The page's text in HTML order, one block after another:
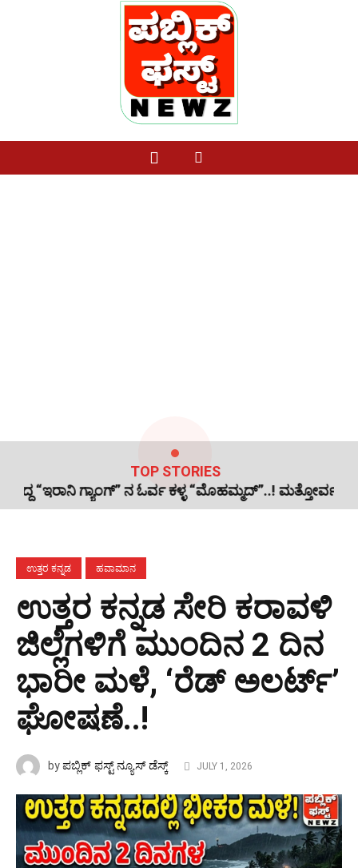
TOP STORIES
ನ ಓರ್ವ ಕಳ್ಳ “ಮೊಹಮ್ಮದ್”..! ಮತ್ತೋರ್ವ ಪರಾರಿ,
ಉತ್ತರ ಕನ್ನಡ ಹವಾಮಾನ
ಉತ್ತರ ಕನ್ನಡ ಸೇರಿ ಕರಾವಳಿ
ಜಿಲ್ಲೆಗಳಿಗೆ ಮುಂದಿನ 2 ದಿನ
ಭಾರೀ ಮಳೆ, ‘ರೆಡ್ ಅಲರ್ಟ್’
ಘೋಷಣೆ..!
byಪಬ್ಲಿಕ್ ಫಸ್ಟ್ ನ್ಯೂಸ್ ಡೆಸ್ಕ್ JULY 1, 2026